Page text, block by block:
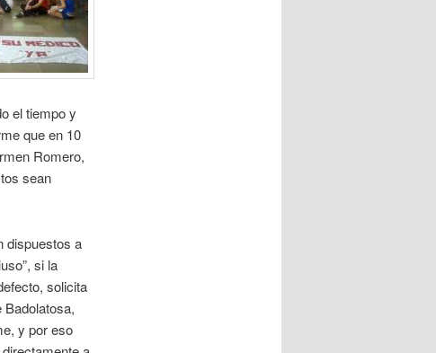
el tiempo y
que en 10
Romero,
sean
dispuestos a
si la
solicita
Badolatosa,
y por eso